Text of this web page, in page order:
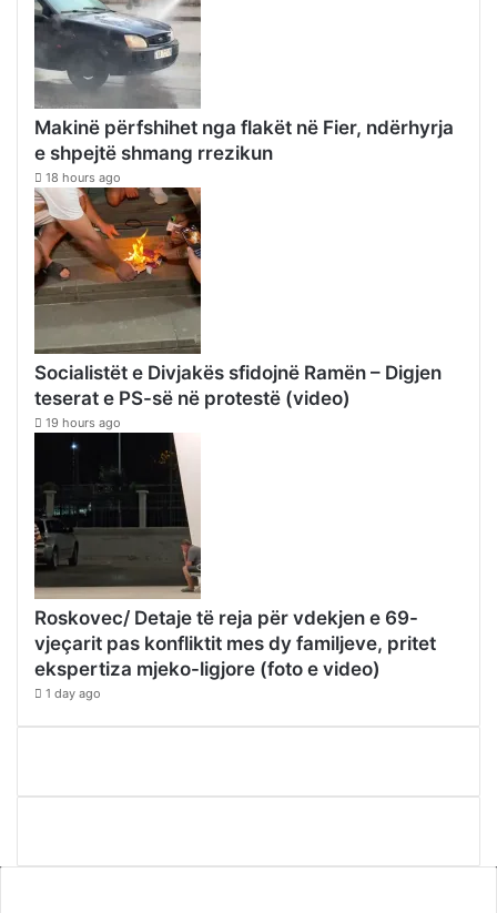
Makinë përfshihet nga flakët në Fier, ndërhyrja
e shpejtë shmang rrezikun
18 hours ago
Socialistët e Divjakës sfidojnë Ramën – Digjen
teserat e PS-së në protestë (video)
19 hours ago
Roskovec/ Detaje të reja për vdekjen e 69-
vjeçarit pas konfliktit mes dy familjeve, pritet
ekspertiza mjeko-ligjore (foto e video)
1 day ago